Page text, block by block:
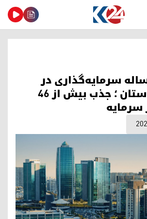
۲۰ ساله سرمایه‌گذاری در
اقلیم کوردستان ؛ جذب بیش از ۴۶
سرمایه